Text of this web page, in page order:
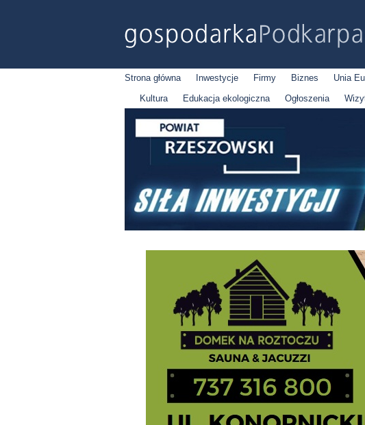
Strona główna Inwestycje Firmy Biznes Unia
Kultura
Edukacja ekologiczna Ogłoszenia